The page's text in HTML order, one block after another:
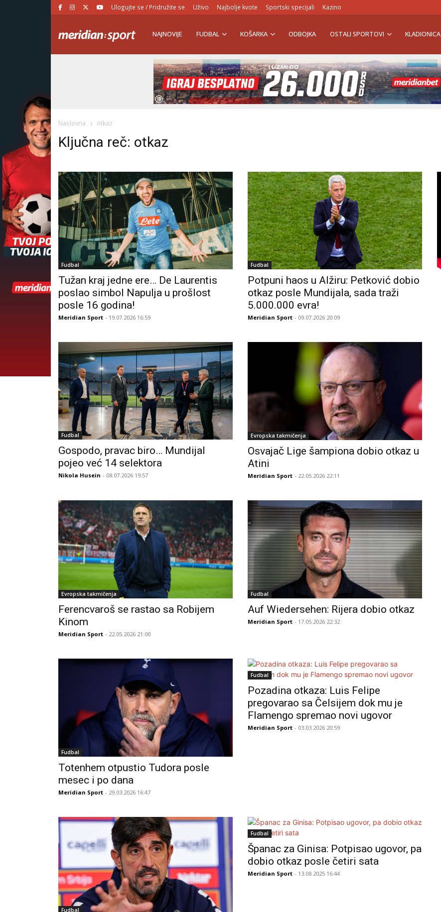
Ulogujte se / Pridružite se Uživo Najbolje kvote Sportski specijali Kazino
NAJNOVIJE FUDBAL KOŠARKA ODBOJKA OSTALI SPORTOVI KLADIONICA
Naslovna otkaz
Ključna reč: otkaz
Fudbal
Tužan kraj jedne ere… De Laurentis
poslao simbol Napulja u prošlost
posle 16 godina!
Meridian Sport - 19.07.2026 16:59
Fudbal
Potpuni haos u Alžiru: Petković dobio
otkaz posle Mundijala, sada traži
5.000.000 evra!
Meridian Sport - 09.07.2026 20:09
Fudbal
Gospodo, pravac biro… Mundijal
pojeo već 14 selektora
Nikola Husein - 08.07.2026 19:57
Evropska takmičenja
Osvajač Lige šampiona dobio otkaz u
Atini
Meridian Sport - 22.05.2026 22:11
Evropska takmičenja
Ferencvaroš se rastao sa Robijem
Kinom
Meridian Sport - 22.05.2026 21:00
Fudbal
Auf Wiedersehen: Rijera dobio otkaz
Meridian Sport - 17.05.2026 22:32
Fudbal
Totenhem otpustio Tudora posle
mesec i po dana
Meridian Sport - 29.03.2026 16:47
Fudbal
Pozadina otkaza: Luis Felipe
pregovarao sa Čelsijem dok mu je
Flamengo spremao novi ugovor
Meridian Sport - 03.03.2026 20:59
Fudbal
Fudbal
Španac za Ginisa: Potpisao ugovor, pa
dobio otkaz posle četiri sata
Meridian Sport - 13.08.2025 16:44